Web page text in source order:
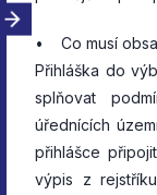
• Co musí
Přihláška do
splňovat
úřednících
přihlášce
výpis z